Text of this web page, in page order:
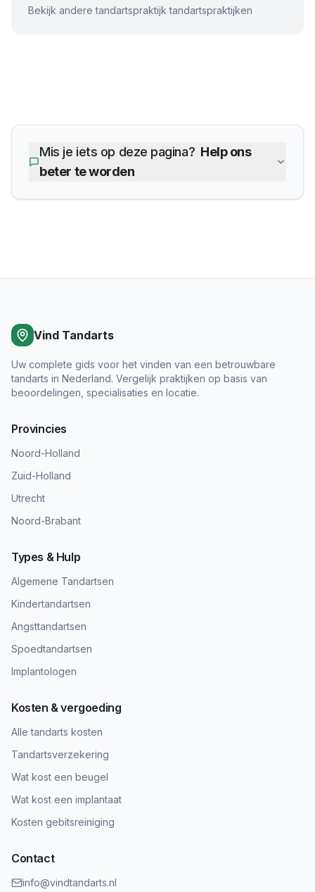
Bekijk anderetandartspraktijk tandartspraktijken
Mis je iets op deze pagina? Help ons
beter te worden
Vind Tandarts
Uw complete gids voor het vinden van een betrouwbare
tandarts in Nederland. Vergelijk praktijken op basis van
beoordelingen, specialisaties en locatie.
Provincies
Noord-Holland
Zuid-Holland
Utrecht
Noord-Brabant
Types & Hulp
Algemene Tandartsen
Kindertandartsen
Angsttandartsen
Spoedtandartsen
Implantologen
Kosten & vergoeding
Alle tandarts kosten
Tandartsverzekering
Wat kost een beugel
Wat kost een implantaat
Kosten gebitsreiniging
Contact
info@vindtandarts.nl